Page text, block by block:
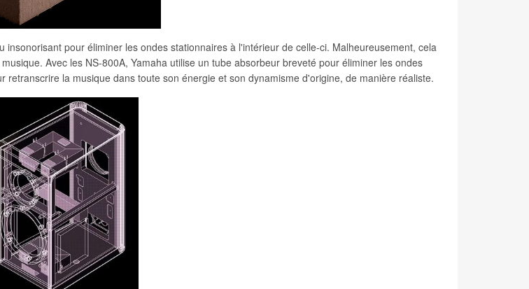
pour éliminer les ondes stationnaires à l'intérieur de celle-ci. Malheureusement, cela
Avec les NS-800A, Yamaha utilise un tube absorbeur breveté pour éliminer les ondes
la musique dans toute son énergie et son dynamisme d'origine, de manière réaliste.